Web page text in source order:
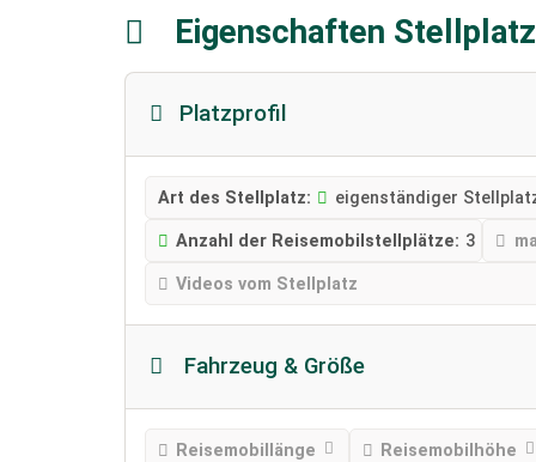
Eigenschaften
Platzprofil
Art des Stellplatz: eigenständiger
Anzahl der Reisemobilstellplätze: 3
Videos vom Stellplatz
Fahrzeug & Größe
Reisemobillänge Reisemobilhöhe